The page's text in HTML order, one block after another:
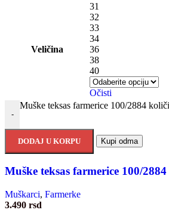
Veličina
31
32
33
34
36
38
40
Očisti
-
Muške teksas farmerice 100/2884
DODAJ U KORPU Kupi odma
Muške teksas farmerice 100/2884
Muškarci, Farmerke
3.490 rsd